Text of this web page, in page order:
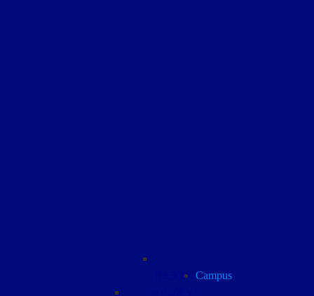
De 300€
Campus